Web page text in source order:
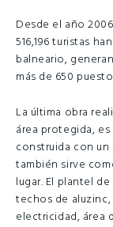
Desde el año
516,196 turistas
balneario,
más de 650
La última obra
área protegida,
construida con
también sirve
lugar. El plantel
techos de
electricidad, área